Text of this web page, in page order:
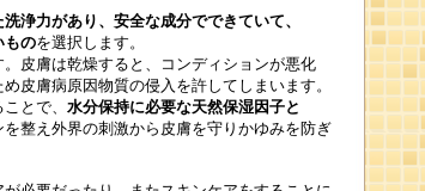
浄力があり、安全な成分でできていて、
ものを選択します。
。皮膚は乾燥すると、コンディションが悪化
皮膚病原因物質の侵入を許してしまいます。
とで、 水分保持に必要な天然保湿因子と
整え外界の刺激から皮膚を守りかゆみを防ぎ